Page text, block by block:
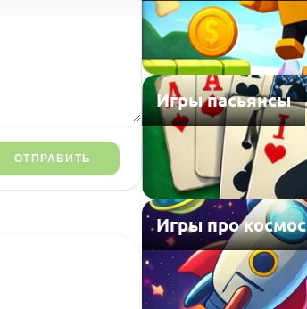
ОТПРАВИТЬ
Игры пасьянсы
Игры про космос